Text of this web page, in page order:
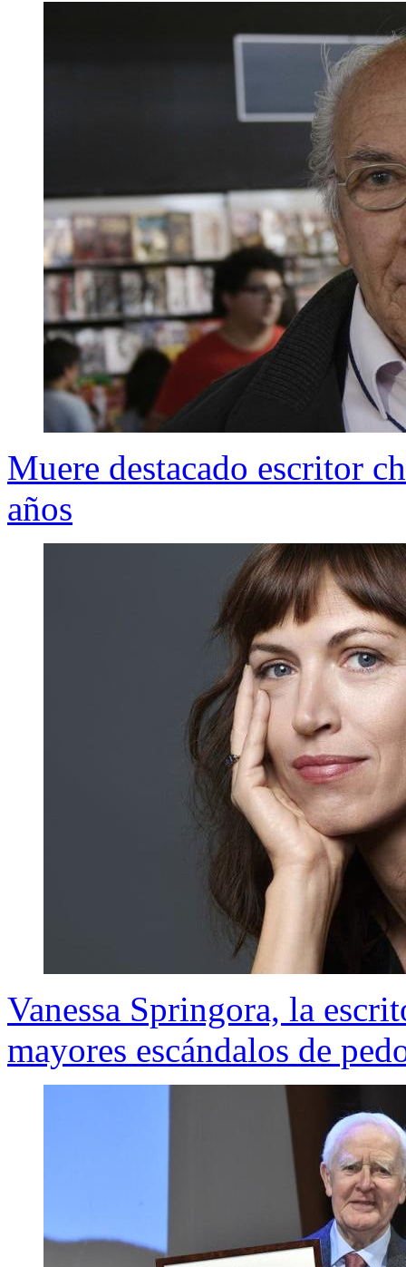
Muere destacado escritor
años
Vanessa Springora, la
mayores escándalos de